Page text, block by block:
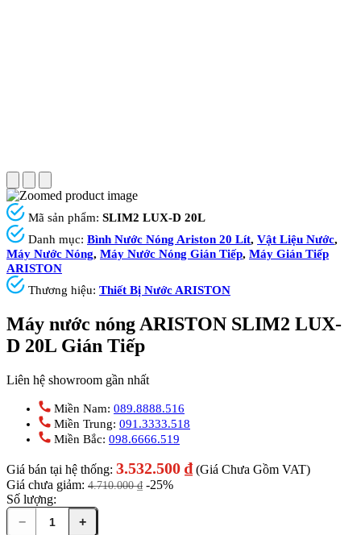
Mã sản phẩm: SLIM2 LUX-D 20L
Danh mục: Bình Nước Nóng Ariston 20 Lít, Vật Liệu Nước,
Máy Nước Nóng, Máy Nước Nóng Gián Tiếp, Máy Gián Tiếp
ARISTON
Thương hiệu: Thiết Bị Nước ARISTON
Máy nước nóng ARISTON SLIM2 LUX-
D 20L Gián Tiếp
Liên hệ showroom gần nhất
Miền Nam: 089.8888.516
Miền Trung: 091.3333.518
Miền Bắc: 098.6666.519
Giá bán tại hệ thống: 3.532.500 ₫ (Giá Chưa Gồm VAT)
Giá chưa giảm: 4.710.000₫ -25%
Số lượng:
−
+